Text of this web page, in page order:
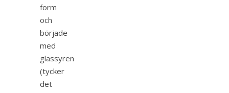
form
och
började
med
glassyren
(tycker
det